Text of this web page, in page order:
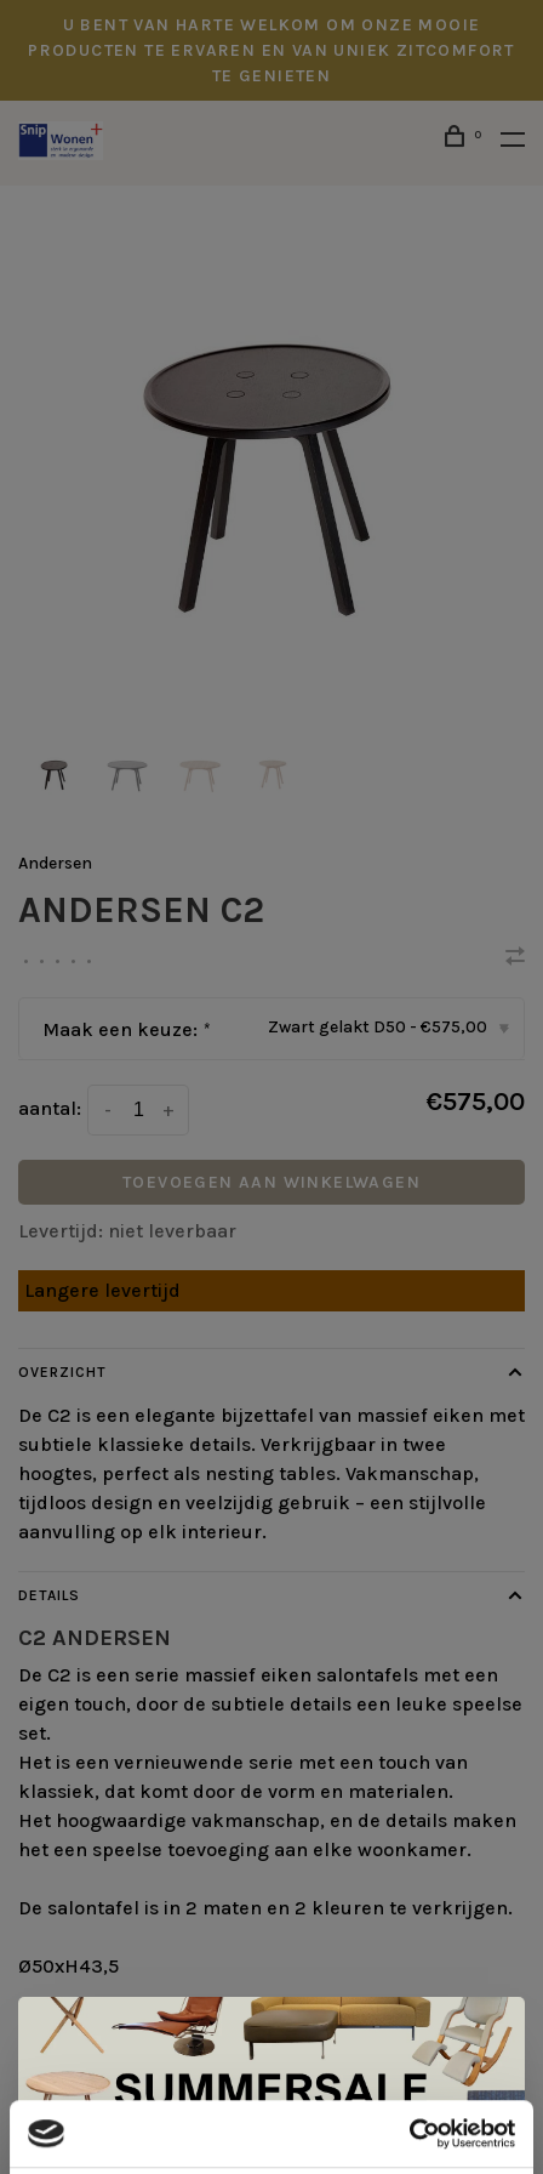
U BENT VAN HARTE WELKOM OM ONZE MOOIE
PRODUCTEN TE ERVAREN EN VAN UNIEK ZITCOMFORT
TE GENIETEN
0
Andersen
ANDERSEN C2
• • • • •
Maak een keuze: * Zwart gelakt D50 - €575,00 ▾
aantal: +
- €575,00
TOEVOEGEN AAN WINKELWAGEN
Levertijd: niet leverbaar
Langere levertijd
OVERZICHT
De C2 is een elegante bijzettafel van massief eiken met
subtiele klassieke details. Verkrijgbaar in twee
hoogtes, perfect als nesting tables. Vakmanschap,
tijdloos design en veelzijdig gebruik – een stijlvolle
aanvulling op elk interieur.
DETAILS
C2 ANDERSEN
De C2 is een serie massief eiken salontafels met een
eigen touch, door de subtiele details een leuke speelse
set.
Het is een vernieuwende serie met een touch van
klassiek, dat komt door de vorm en materialen.
Het hoogwaardige vakmanschap, en de details maken
het een speelse toevoeging aan elke woonkamer.
De salontafel is in 2 maten en 2 kleuren te verkrijgen.
Ø50xH43,5
Ø80xH47,5
Kleuren:
- Wit gepigmenteerd gelakt
De Summer Sale bij Snip Wonen+ is